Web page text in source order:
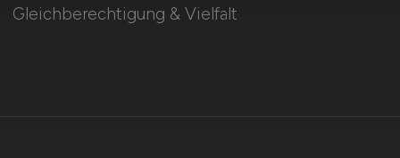
Gleichberechtigung & Vielfalt